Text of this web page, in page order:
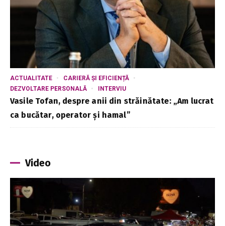
ACTUALITATE
CARIERĂ ȘI EFICIENȚĂ
DEZVOLTARE PERSONALĂ
INTERVIU
Vasile Tofan, despre anii din străinătate: „Am lucrat
ca bucătar, operator și hamal”
Video